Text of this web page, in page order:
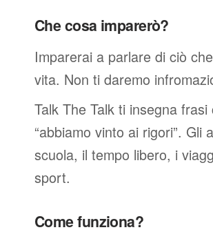
Che cosa imparerò?
Imparerai a parlare di ciò
vita. Non ti daremo
Talk The Talk ti insegna
“abbiamo vinto ai rigori”. Gli
scuola, il tempo libero, i
sport.
Come funziona?